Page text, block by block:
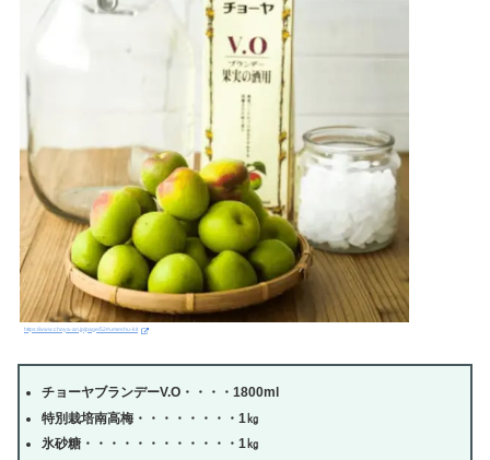
https://www.choya-an.jp/page/52#umeshu-kit
チョーヤブランデーV.O ・・・・1800ml
特別栽培南高梅・・・・・・・・1㎏
氷砂糖・・・・・・・・・・・・1 ㎏